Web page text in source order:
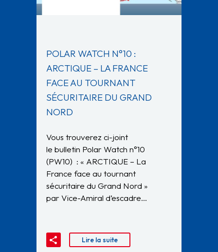
POLAR WATCH N°10 :
ARCTIQUE – LA FRANCE
FACE AU TOURNANT
SÉCURITAIRE DU GRAND
NORD
Vous trouverez ci-joint
le bulletin Polar Watch n°10
(PW10) : « ARCTIQUE – La
France face au tournant
sécuritaire du Grand Nord »
par Vice-Amiral d’escadre…
Lire la suite